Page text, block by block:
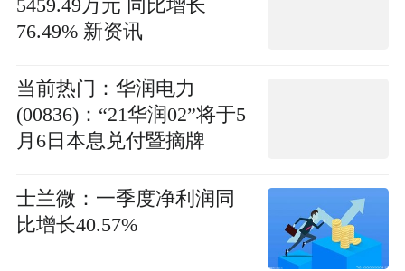
5459.49万元 同比增长
76.49% 新资讯
当前热门：华润电力
(00836)：“21华润02”将于5
月6日本息兑付暨摘牌
士兰微：一季度净利润同
比增长40.57%